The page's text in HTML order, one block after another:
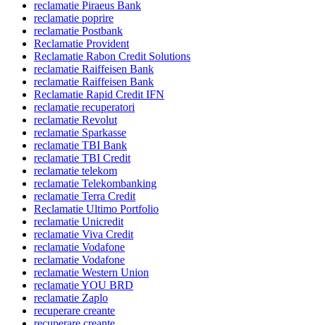
reclamatie Piraeus Bank
reclamatie poprire
reclamatie Postbank
Reclamatie Provident
Reclamatie Rabon Credit Solutions
reclamatie Raiffeisen Bank
reclamatie Raiffeisen Bank
Reclamatie Rapid Credit IFN
reclamatie recuperatori
reclamatie Revolut
reclamatie Sparkasse
reclamatie TBI Bank
reclamatie TBI Credit
reclamatie telekom
reclamatie Telekombanking
reclamatie Terra Credit
Reclamatie Ultimo Portfolio
reclamatie Unicredit
reclamatie Viva Credit
reclamatie Vodafone
reclamatie Vodafone
reclamatie Western Union
reclamatie YOU BRD
reclamatie Zaplo
recuperare creante